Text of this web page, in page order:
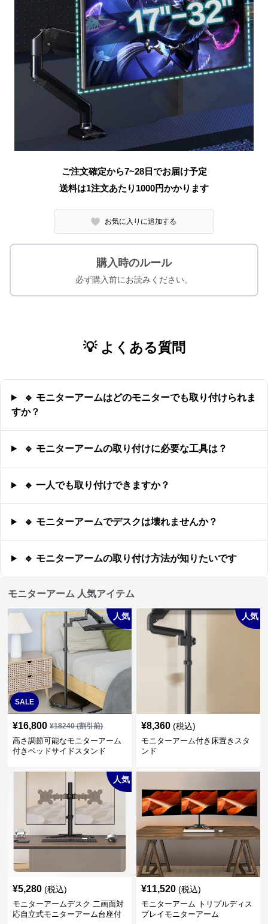
ご注文確定から7~28日でお届け予定
送料は1注文あたり 1000円かかります
お気に入りに追加する
購入時のルール
必ず購入前にお読みください。
💡 よくある質問
🔹 モニターアームはどのモニターでも取り付けられま
すか？
🔹 モニターアームの取り付けに必要な工具は？
🔹 一人でも取り付けできますか？
🔹 モニターアームでデスクは壊れませんか？
🔹 モニターアームの取り付け方法が知りたいです
モニターアーム 人気アイテム
SALE
人気
¥16,800 ¥18240(割引前)
高さ調節可能なモニターアーム
付きベッドサイドスタンド
人気
¥8,360 (税込)
モニターアーム付き床置きスタ
ンド
人気
¥5,280 (税込)
モニターアームデスク 二画面対
応自立式モニターアーム台座付
¥11,520 (税込)
モニターアーム トリプルディス
プレイモニターアーム